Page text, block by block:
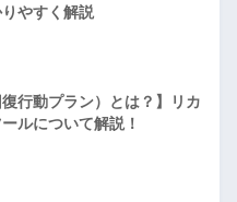
やすく解説
復行動プラン）とは？】リカ
ルについて解説！